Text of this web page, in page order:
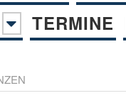
TERMINE